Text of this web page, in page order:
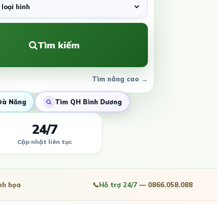
Tìm kiếm
Tìm nâng cao →
Nẵng Tìm QH Bình Dương
24/7
Cập nhật liên tục
họa 📞Hỗ trợ 24/7 — 0866.058.088